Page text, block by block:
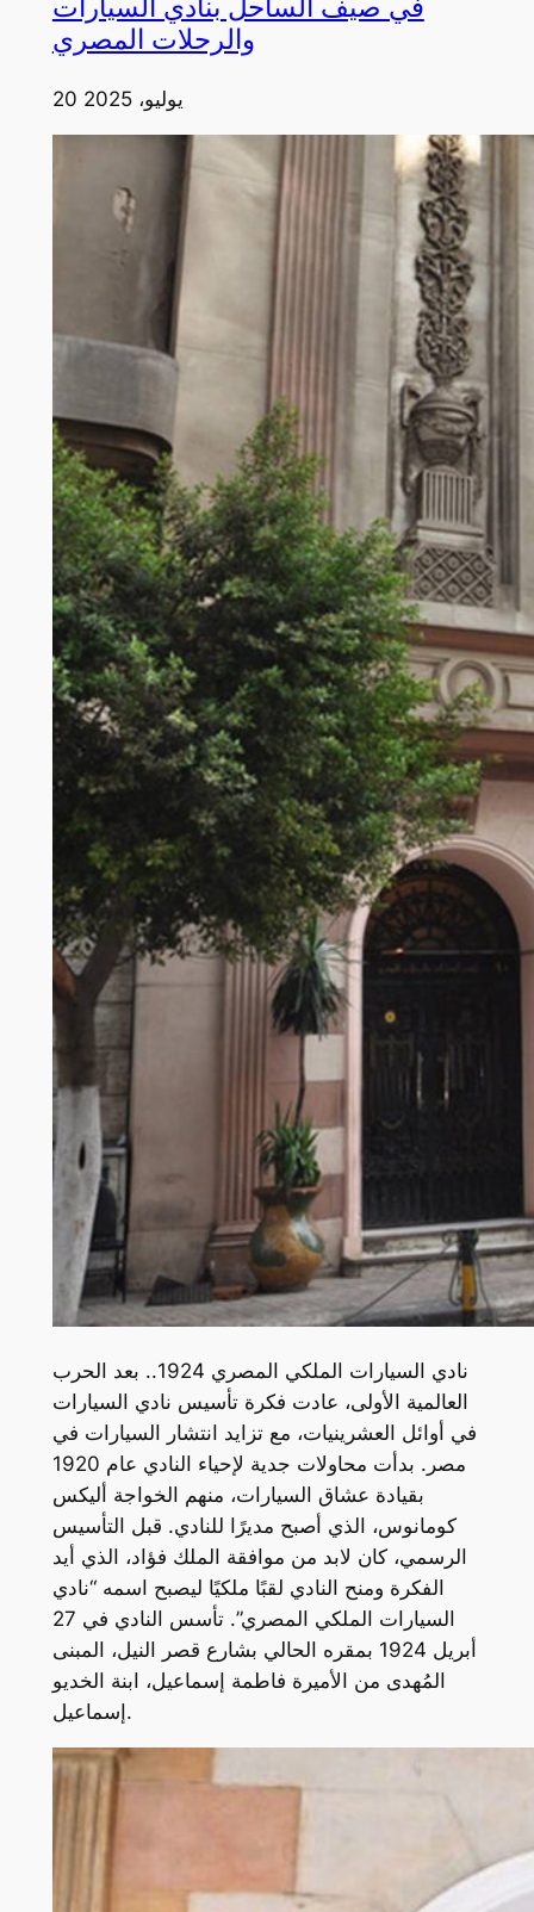
في صيف الساحل بنادي السيارات
والرحلات المصري
20 يوليو، 2025
نادي السيارات الملكي المصري 1924.. بعد الحرب
العالمية الأولى، عادت فكرة تأسيس نادي السيارات
في أوائل العشرينيات، مع تزايد انتشار السيارات في
مصر. بدأت محاولات جدية لإحياء النادي عام 1920
بقيادة عشاق السيارات، منهم الخواجة أليكس
كومانوس، الذي أصبح مديرًا للنادي. قبل التأسيس
الرسمي، كان لابد من موافقة الملك فؤاد، الذي أيد
الفكرة ومنح النادي لقبًا ملكيًا ليصبح اسمه “نادي
السيارات الملكي المصري”. تأسس النادي في 27
أبريل 1924 بمقره الحالي بشارع قصر النيل، المبنى
المُهدى من الأميرة فاطمة إسماعيل، ابنة الخديو
إسماعيل.